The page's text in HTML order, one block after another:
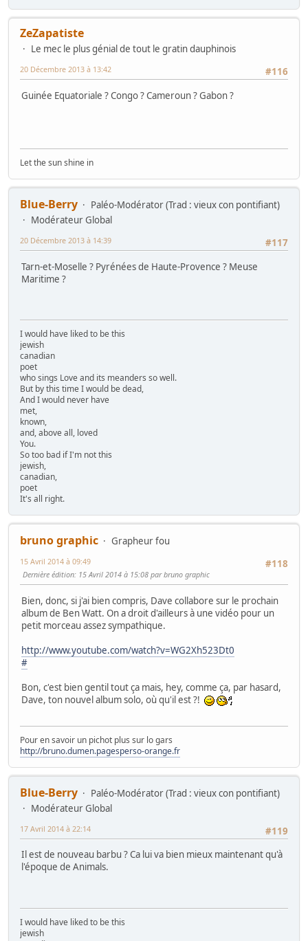
ZeZapatiste
Le mec le plus génial de tout le gratin dauphinois
#116
20 Décembre 2013 à 13:42
Guinée Equatoriale ? Congo ? Cameroun ? Gabon ?
Let the sun shine in
Blue-Berry
Paléo-Modérator (Trad : vieux con pontifiant)
Modérateur Global
#117
20 Décembre 2013 à 14:39
Tarn-et-Moselle ? Pyrénées de Haute-Provence ? Meuse
Maritime ?
I would have liked to be this
jewish
canadian
poet
who sings Love and its meanders so well.
But by this time I would be dead,
And I would never have
met,
known,
and, above all, loved
You.
So too bad if I'm not this
jewish,
canadian,
poet
It's all right.
bruno graphic
Grapheur fou
#118
15 Avril 2014 à 09:49
Dernière édition: 15 Avril 2014 à 15:08 par bruno graphic
Bien, donc, si j'ai bien compris, Dave collabore sur le prochain
album de Ben Watt. On a droit d'ailleurs à une vidéo pour un
petit morceau assez sympathique.
http://www.youtube.com/watch?v=WG2Xh523Dt0
#
Bon, c'est bien gentil tout ça mais, hey, comme ça, par hasard,
Dave, ton nouvel album solo, où qu'il est ?!
Pour en savoir un pichot plus sur lo gars
http://bruno.dumen.pagesperso-orange.fr
Blue-Berry
Paléo-Modérator (Trad : vieux con pontifiant)
Modérateur Global
#119
17 Avril 2014 à 22:14
Il est de nouveau barbu ? Ca lui va bien mieux maintenant qu'à
l'époque de Animals.
I would have liked to be this
jewish